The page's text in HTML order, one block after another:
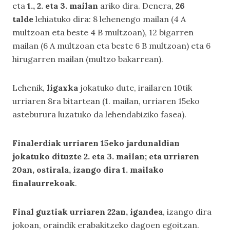
eta 1., 2. eta 3. mailan ariko dira. Denera, 26
talde lehiatuko dira: 8 lehenengo mailan (4 A
multzoan eta beste 4 B multzoan), 12 bigarren
mailan (6 A multzoan eta beste 6 B multzoan) eta 6
hirugarren mailan (multzo bakarrean).
Lehenik, ligaxka jokatuko dute, irailaren 10tik
urriaren 8ra bitartean (1. mailan, urriaren 15eko
asteburura luzatuko da lehendabiziko fasea).
Finalerdiak urriaren 15eko jardunaldian
jokatuko dituzte 2. eta 3. mailan; eta urriaren
20an, ostirala, izango dira 1. mailako
finalaurrekoak.
Final guztiak urriaren 22an, igandea, izango dira
jokoan, oraindik erabakitzeko dagoen egoitzan.